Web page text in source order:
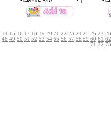
14 15 16 17 18 19 20 21 22 23 24 25 26 27 28
48 49 50 51 52 53 54 55 56 57 58 59 60 61 62
71 72 73